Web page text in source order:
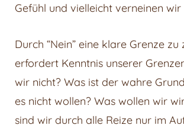
Gefühl und vielleicht verneinen wir
Durch “Nein” eine klare Grenze zu
erfordert Kenntnis unserer
wir nicht? Was ist der wahre
es nicht wollen? Was wollen wir
sind wir durch alle Reize nur im